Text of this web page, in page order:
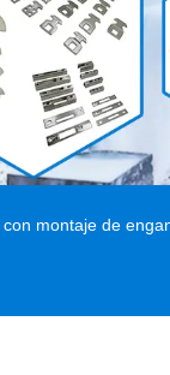
montaje de